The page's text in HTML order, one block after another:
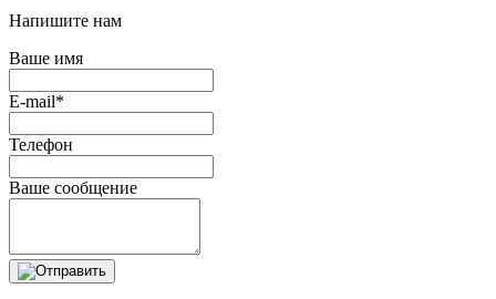
Напишите нам
Ваше имя
E-mail*
Телефон
Ваше сообщение